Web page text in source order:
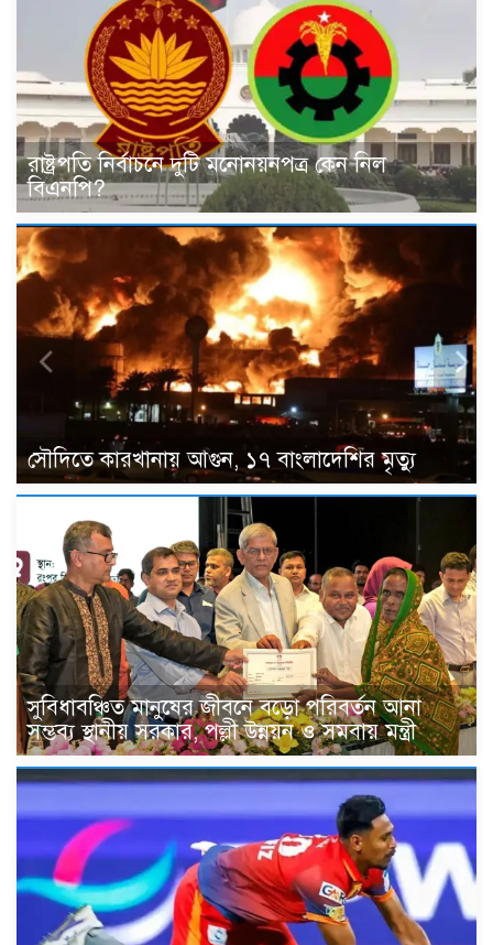
রাষ্ট্রপতি নির্বাচনে দুটি মনোনয়নপত্র কেন নিল
বিএনপি?
সৌদিতে কারখানায় আগুন, ১৭ বাংলাদেশির মৃত্যু
সুবিধাবঞ্চিত মানুষের জীবনে বড়ো পরিবর্তন আনা
সম্ভব্য স্থানীয় সরকার, পল্লী উন্নয়ন ও সমবায় মন্ত্রী